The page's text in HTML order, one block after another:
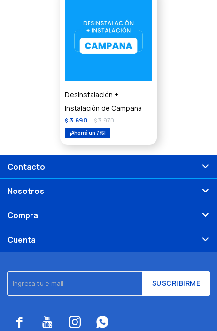
Desinstalación +
Instalación de Campana
$ 3.690 $3.970
7
SUSCRIBIRME
   
Contacto
Nosotros
Compra
Cuenta